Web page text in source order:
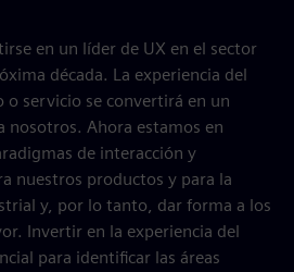
en un líder de UX en el sector
década. La experiencia del
servicio se convertirá en un
nosotros. Ahora estamos en
de interacción y
nuestros productos y para la
y, por lo tanto, dar forma a los
Invertir en la experiencia del
para identificar las áreas